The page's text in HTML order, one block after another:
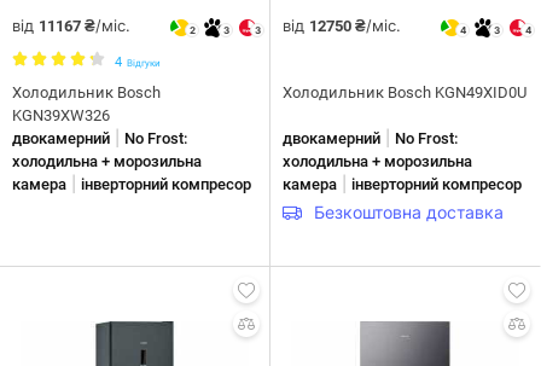
від 11167 ₴/міс. 2 3 3
4 Відгуки
Холодильник Bosch
KGN39XW326
двокамерний
No Frost:
холодильна + морозильна
камера
інверторний компресор
від 12750 ₴/міс. 4 3 4
Холодильник Bosch KGN49XID0U
двокамерний
No Frost:
холодильна + морозильна
камера
інверторний компресор
Безкоштовна доставка